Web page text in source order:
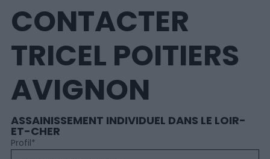
CONTACTER
TRICEL POITIERS
AVIGNON
ASSAINISSEMENT INDIVIDUEL DANS LE LOIR-
ET-CHER
Profil*